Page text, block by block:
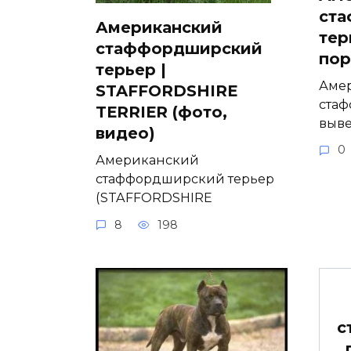
Американский
стаффордширский
терьер |
STAFFORDSHIRE
TERRIER (фото,
видео)
Американский
стаффордширский терьер
(STAFFORDSHIRE
8 198
0